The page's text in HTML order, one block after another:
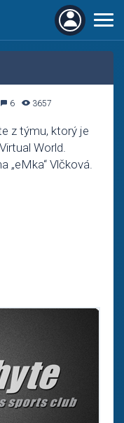
6 3657
z týmu, ktorý je
World.
„eMka“ Vlčková.